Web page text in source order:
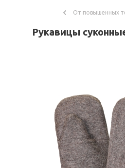
От повышенных
Рукавицы